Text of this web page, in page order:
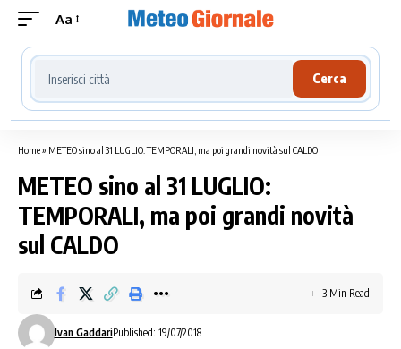
Aa
Cerca località meteo
Cerca
Home» METEO sino al 31 LUGLIO: TEMPORALI, ma poi grandi novità sul CALDO
METEO sino al 31 LUGLIO:
TEMPORALI, ma poi grandi novità
sul CALDO
Ivan GaddariPublished: 19/07/2018
3 Min Read